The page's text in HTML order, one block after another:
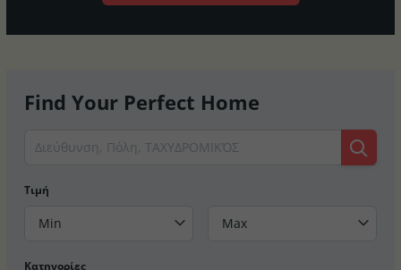
Find Your Perfect Home
Τιμή
Min Max
Κατηγορίες